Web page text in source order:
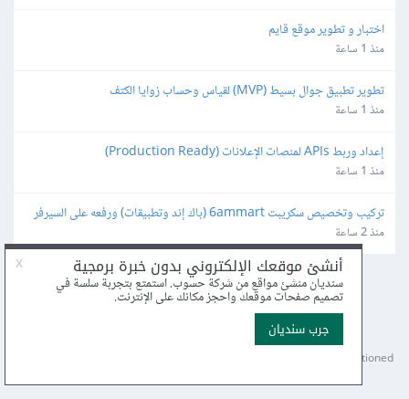
اختبار و تطوير موقع قايم
منذ 1 ساعة
تطوير تطبيق جوال بسيط (MVP) لقياس وحساب زوايا الكتف
منذ 1 ساعة
إعداد وربط APIs لمنصات الإعلانات (Production Ready)
منذ 1 ساعة
تركيب وتخصيص سكريبت 6ammart (باك إند وتطبيقات) ورفعه على السيرفر
والمتجر
منذ 2 ساعة
عن أكاديمية حسوب الأسئلة الشائعة اكتب معنا
إرشادات الاستخدام
unless mentioned
otherwise.